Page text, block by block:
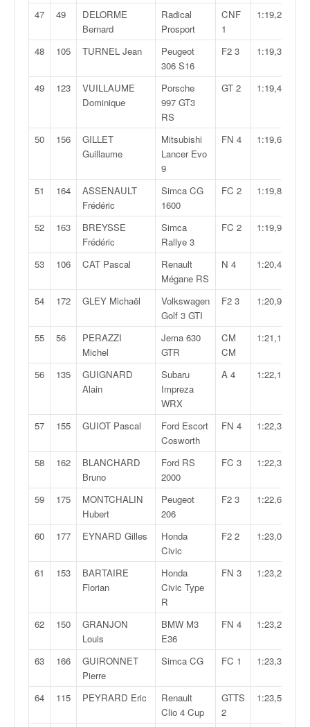
47 49
DELORME
Bernard
Radical
Prosport
CNF
1
1:19,274
48 105 TURNEL Jean
Peugeot
306 S16
F2 3 1:19,336
49 123
VUILLAUME
Dominique
Porsche
997 GT3
RS
GT 2 1:19,405
50 156
GILLET
Guillaume
Mitsubishi
Lancer Evo
9
FN 4 1:19,631
51 164
ASSENAULT
Frédéric
Simca CG
1600
FC 2 1:19,802
52 163
BREYSSE
Frédéric
Simca
Rallye 3
FC 2 1:19,992
53 106 CAT Pascal
Renault
Mégane RS
N 4 1:20,467
54 172 GLEY Michaël
Volkswagen
Golf 3 GTI
F2 3 1:20,950
55 56
PERAZZI
Michel
Jema 630
GTR
CM
CM
1:21,186
56 135
GUIGNARD
Alain
Subaru
Impreza
WRX
A 4 1:22,166
57 155 GUIOT Pascal
Ford Escort
Cosworth
FN 4 1:22,317
58 162
BLANCHARD
Bruno
Ford RS
2000
FC 3 1:22,396
59 175
MONTCHALIN
Hubert
Peugeot
206
F2 3 1:22,632
60 177 EYNARD Gilles
Honda
Civic
F2 2 1:23,095
61 153
BARTAIRE
Florian
Honda
Civic Type
R
FN 3 1:23,231
62 150
GRANJON
Louis
BMW M3
E36
FN 4 1:23,248
63 166
GUIRONNET
Pierre
Simca CG FC 1 1:23,393
64 115 PEYRARD Eric
Renault
Clio 4 Cup
GTTS
2
1:23,562